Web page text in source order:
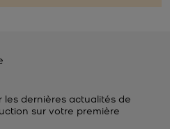
dernières actualités de
sur votre première